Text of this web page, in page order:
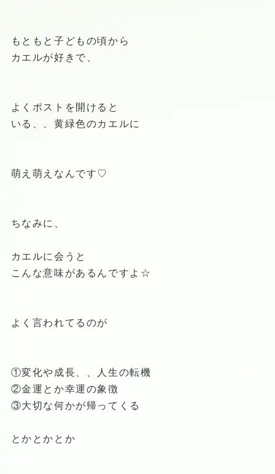
もともと子どもの頃から
カエルが好きで、
よくポストを開けると
いる、、黄緑色のカエルに
萌え萌えなんです♡
ちなみに、
カエルに会うと
こんな意味があるんですよ☆
よく言われてるのが
①変化や成長、、人生の転機
②金運とか幸運の象徴
③大切な何かが帰ってくる
とかとかとか